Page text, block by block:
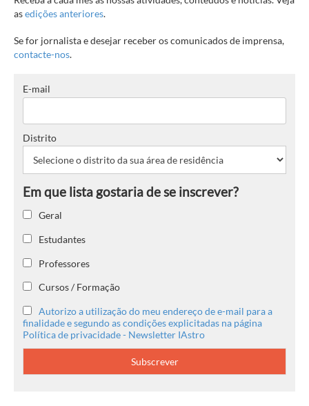
asedições anteriores.
Se for jornalista e desejar receber os comunicados de imprensa,
contacte-nos.
E-mail
Distrito
Geral
Estudantes
Professores
Cursos / Formação
Autorizo a utilização do meu endereço de e-mail para a
finalidade e segundo as condições explicitadas na página
Política de privacidade - Newsletter IAstro